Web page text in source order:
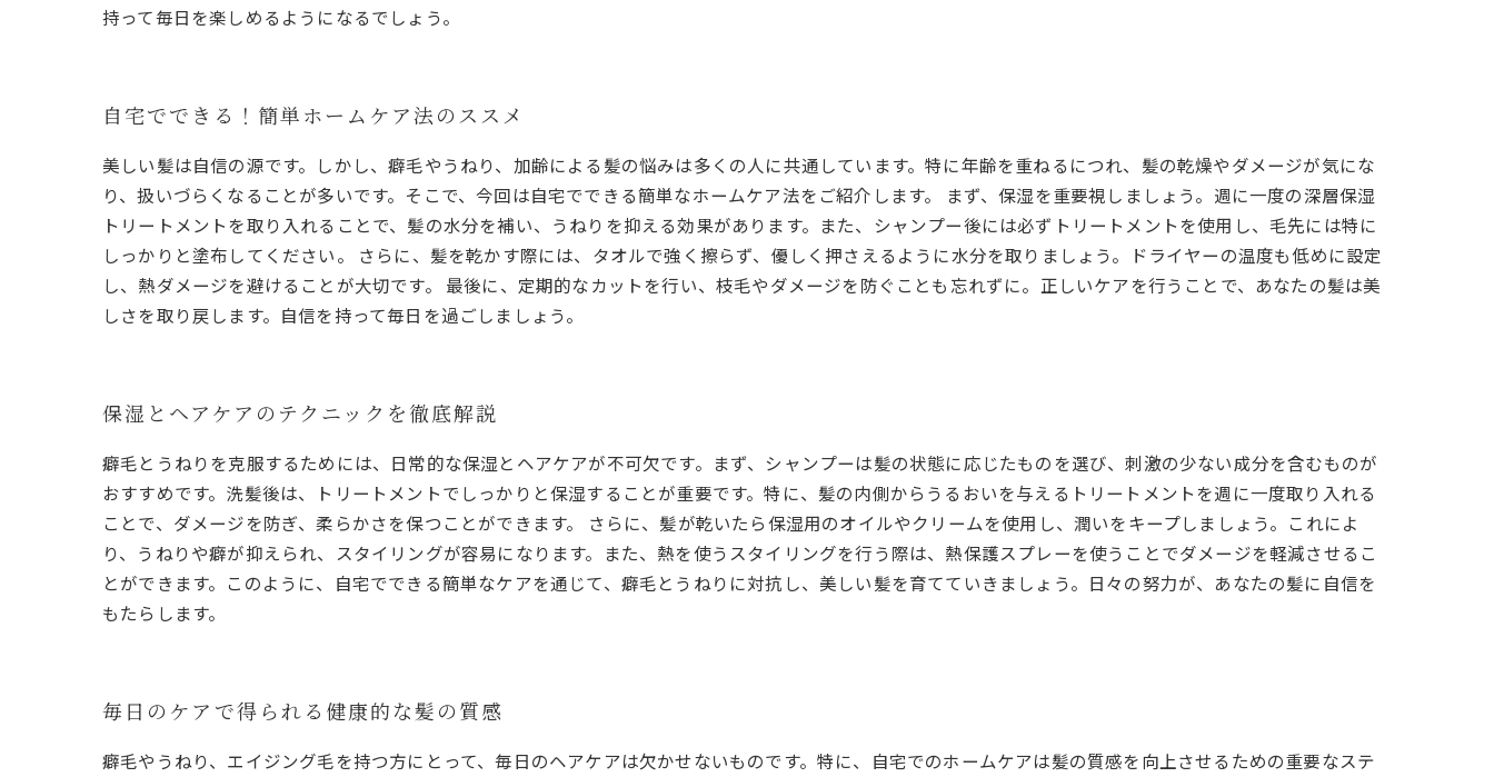
持って毎日を楽しめるようになるでしょう。
自宅でできる！簡単ホームケア法のススメ
美しい髪は自信の源です。しかし、癖毛やうねり、加齢による髪の悩みは多くの人に共通しています。特に年齢を重ねるにつれ、髪の乾燥やダメージが気にな
り、扱いづらくなることが多いです。そこで、今回は自宅でできる簡単なホームケア法をご紹介します。 まず、保湿を重要視しましょう。週に一度の深層保湿
トリートメントを取り入れることで、髪の水分を補い、うねりを抑える効果があります。また、シャンプー後には必ずトリートメントを使用し、毛先には特に
しっかりと塗布してください。 さらに、髪を乾かす際には、タオルで強く擦らず、優しく押さえるように水分を取りましょう。ドライヤーの温度も低めに設定
し、熱ダメージを避けることが大切です。 最後に、定期的なカットを行い、枝毛やダメージを防ぐことも忘れずに。正しいケアを行うことで、あなたの髪は美
しさを取り戻します。自信を持って毎日を過ごしましょう。
保湿とヘアケアのテクニックを徹底解説
癖毛とうねりを克服するためには、日常的な保湿とヘアケアが不可欠です。まず、シャンプーは髪の状態に応じたものを選び、刺激の少ない成分を含むものが
おすすめです。洗髪後は、トリートメントでしっかりと保湿することが重要です。特に、髪の内側からうるおいを与えるトリートメントを週に一度取り入れる
ことで、ダメージを防ぎ、柔らかさを保つことができます。 さらに、髪が乾いたら保湿用のオイルやクリームを使用し、潤いをキープしましょう。これによ
り、うねりや癖が抑えられ、スタイリングが容易になります。また、熱を使うスタイリングを行う際は、熱保護スプレーを使うことでダメージを軽減させるこ
とができます。このように、自宅でできる簡単なケアを通じて、癖毛とうねりに対抗し、美しい髪を育てていきましょう。日々の努力が、あなたの髪に自信を
もたらします。
毎日のケアで得られる健康的な髪の質感
癖毛やうねり、エイジング毛を持つ方にとって、毎日のヘアケアは欠かせないものです。特に、自宅でのホームケアは髪の質感を向上させるための重要なステ